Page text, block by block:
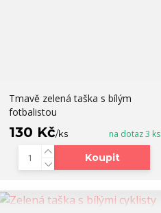
Tmavě zelená taška s bílým
fotbalistou
130 Kč/ks na dotaz 3 ks
Koupit